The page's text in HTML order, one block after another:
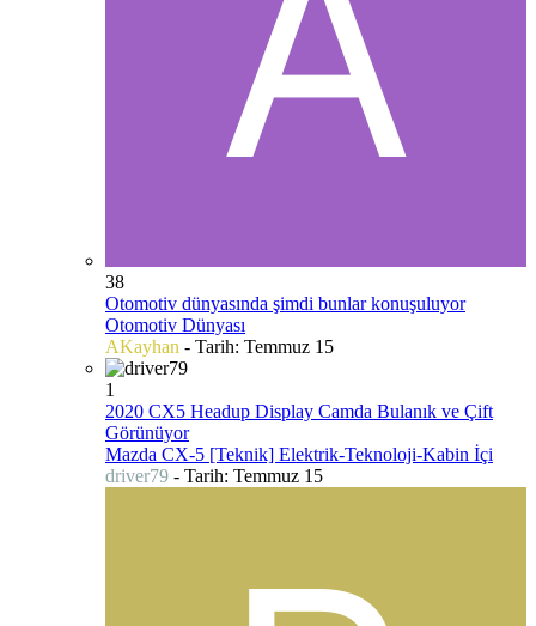
38
Otomotiv dünyasında şimdi bunlar konuşuluyor
Otomotiv Dünyası
AKayhan - Tarih: Temmuz 15
1
2020 CX5 Headup Display Camda Bulanık ve Çift
Görünüyor
Mazda CX-5 [Teknik] Elektrik-Teknoloji-Kabin İçi
driver79 - Tarih: Temmuz 15